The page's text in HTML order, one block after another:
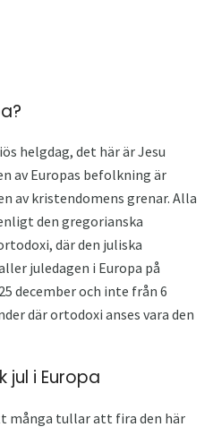
helgdag, det här är Jesu
av Europas befolkning är
av kristendomens grenar. Alla
den gregorianska
där den juliska
juledagen i Europa på
december och inte från 6
där ortodoxi anses vara den
jul i Europa
många tullar att fira den här